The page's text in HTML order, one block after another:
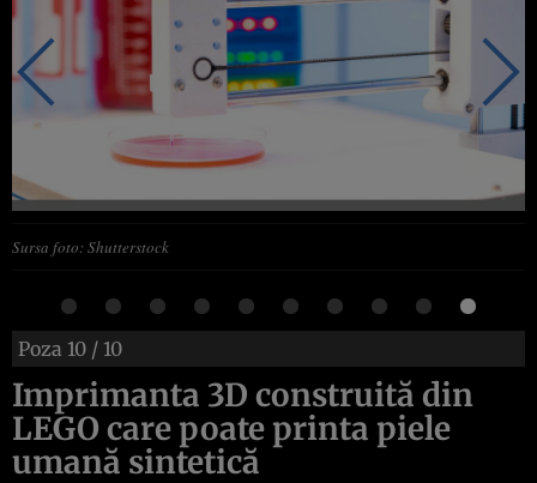
Sursa foto: Shutterstock
Poza 10 / 10
Imprimanta 3D construită din
LEGO care poate printa piele
umană sintetică